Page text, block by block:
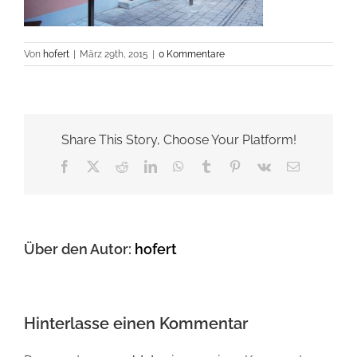
Von hofert März 29th, 2015 0 Kommentare
Share This Story, Choose Your Platform!
Facebook RedditLinkedInWhatsApp
Tumblr Pinterest
Vk
E-
Über den Autor: hofert
Hinterlasse einen Kommentar